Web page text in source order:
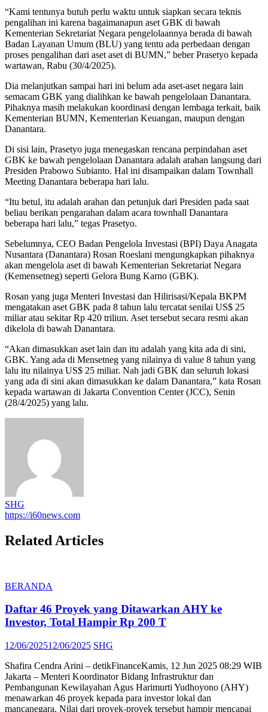
“Kami tentunya butuh perlu waktu untuk siapkan secara teknis
pengalihan ini karena bagaimanapun aset GBK di bawah
Kementerian Sekretariat Negara pengelolaannya berada di bawah
Badan Layanan Umum (BLU) yang tentu ada perbedaan dengan
proses pengalihan dari aset aset di BUMN,” beber Prasetyo kepada
wartawan, Rabu (30/4/2025).
Dia melanjutkan sampai hari ini belum ada aset-aset negara lain
semacam GBK yang dialihkan ke bawah pengelolaan Danantara.
Pihaknya masih melakukan koordinasi dengan lembaga terkait, baik
Kementerian BUMN, Kementerian Keuangan, maupun dengan
Danantara.
Di sisi lain, Prasetyo juga menegaskan rencana perpindahan aset
GBK ke bawah pengelolaan Danantara adalah arahan langsung dari
Presiden Prabowo Subianto. Hal ini disampaikan dalam Townhall
Meeting Danantara beberapa hari lalu.
“Itu betul, itu adalah arahan dan petunjuk dari Presiden pada saat
beliau berikan pengarahan dalam acara townhall Danantara
beberapa hari lalu,” tegas Prasetyo.
Sebelumnya, CEO Badan Pengelola Investasi (BPI) Daya Anagata
Nusantara (Danantara) Rosan Roeslani mengungkapkan pihaknya
akan mengelola aset di bawah Kementerian Sekretariat Negara
(Kemensetneg) seperti Gelora Bung Karno (GBK).
Rosan yang juga Menteri Investasi dan Hilirisasi/Kepala BKPM
mengatakan aset GBK pada 8 tahun lalu tercatat senilai US$ 25
miliar atau sekitar Rp 420 triliun. Aset tersebut secara resmi akan
dikelola di bawah Danantara.
“Akan dimasukkan aset lain dan itu adalah yang kita ada di sini,
GBK. Yang ada di Mensetneg yang nilainya di value 8 tahun yang
lalu itu nilainya US$ 25 miliar. Nah jadi GBK dan seluruh lokasi
yang ada di sini akan dimasukkan ke dalam Danantara,” kata Rosan
kepada wartawan di Jakarta Convention Center (JCC), Senin
(28/4/2025) yang lalu.
SHG
https://i60news.com
Related Articles
BERANDA
Daftar 46 Proyek yang Ditawarkan AHY ke
Investor, Total Hampir Rp 200 T
Posted
12/06/202512/06/2025 Author
SHG
Shafira Cendra Arini – detikFinanceKamis, 12 Jun 2025 08:29 WIB
Jakarta – Menteri Koordinator Bidang Infrastruktur dan
Pembangunan Kewilayahan Agus Harimurti Yudhoyono (AHY)
menawarkan 46 proyek kepada para investor lokal dan
mancanegara. Nilai dari proyek-proyek tersebut hampir mencapai